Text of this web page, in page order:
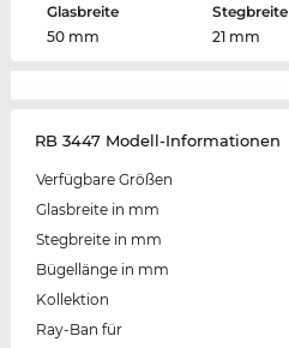
Glasbreite
50 mm
Stegbreite
21 mm
RB 3447 Modell-Informationen
Verfügbare Größen
Glasbreite in mm
Stegbreite in mm
Bügellänge in mm
Kollektion
Ray-Ban für